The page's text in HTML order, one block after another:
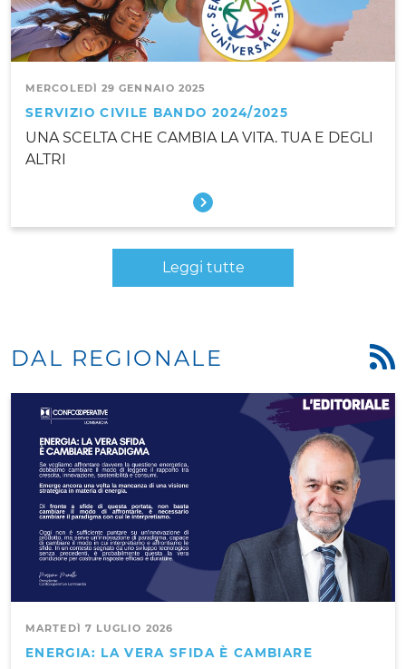
MERCOLEDÌ 29 GENNAIO 2025
SERVIZIO CIVILE BANDO 2024/2025
UNA SCELTA CHE CAMBIA LA VITA. TUA E DEGLI
ALTRI
Leggi tutte
DAL REGIONALE
MARTEDÌ 7 LUGLIO 2026
ENERGIA: LA VERA SFIDA È CAMBIARE